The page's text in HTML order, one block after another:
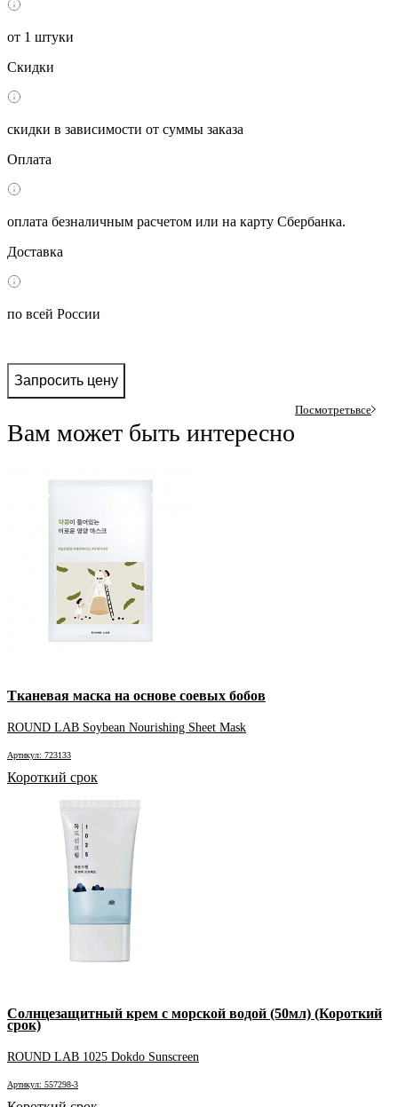
от 1 штуки
Скидки
скидки в зависимости от суммы заказа
Оплата
оплата безналичным расчетом или на карту Сбербанка.
Доставка
по всей России
Запросить цену
Вам может быть интересно
Посмотретьвсе
Тканевая маска на основе соевых бобов
ROUND LAB Soybean Nourishing Sheet Mask
Артикул: 723133
Короткий срок
Солнцезащитный крем с морской водой (50мл) (Короткий
срок)
ROUND LAB 1025 Dokdo Sunscreen
Артикул: 557298-3